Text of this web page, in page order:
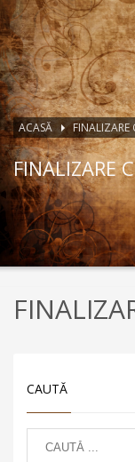
ACASĂ
FINALIZARE
CAUTĂ